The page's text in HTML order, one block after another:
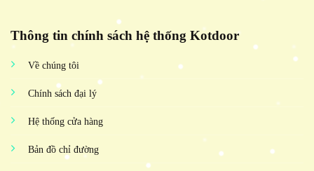
Thông tin chính sách hệ thống Kotdoor
Về chúng tôi
Chính sách đại lý
Hệ thống cửa hàng
Bản đồ chỉ đường